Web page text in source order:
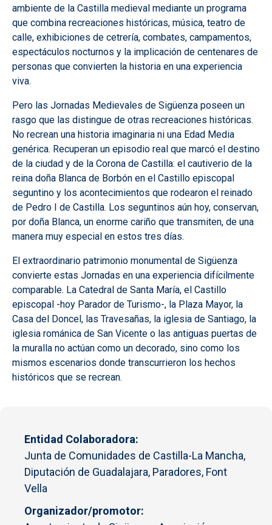
ambiente de la Castilla medieval mediante un programa
que combina recreaciones históricas, música, teatro de
calle, exhibiciones de cetrería, combates, campamentos,
espectáculos nocturnos y la implicación de centenares de
personas que convierten la historia en una experiencia
viva.
Pero las Jornadas Medievales de Sigüenza poseen un
rasgo que las distingue de otras recreaciones históricas.
No recrean una historia imaginaria ni una Edad Media
genérica. Recuperan un episodio real que marcó el destino
de la ciudad y de la Corona de Castilla: el cautiverio de la
reina doña Blanca de Borbón en el Castillo episcopal
seguntino y los acontecimientos que rodearon el reinado
de Pedro I de Castilla. Los seguntinos aún hoy, conservan,
por doña Blanca, un enorme cariño que transmiten, de una
manera muy especial en estos tres días.
El extraordinario patrimonio monumental de Sigüenza
convierte estas Jornadas en una experiencia difícilmente
comparable. La Catedral de Santa María, el Castillo
episcopal -hoy Parador de Turismo-, la Plaza Mayor, la
Casa del Doncel, las Travesañas, la iglesia de Santiago, la
iglesia románica de San Vicente o las antiguas puertas de
la muralla no actúan como un decorado, sino como los
mismos escenarios donde transcurrieron los hechos
históricos que se recrean.
Entidad Colaboradora
Junta de Comunidades de Castilla-La Mancha,
Diputación de Guadalajara, Paradores, Font
Vella
Organizador/promotor